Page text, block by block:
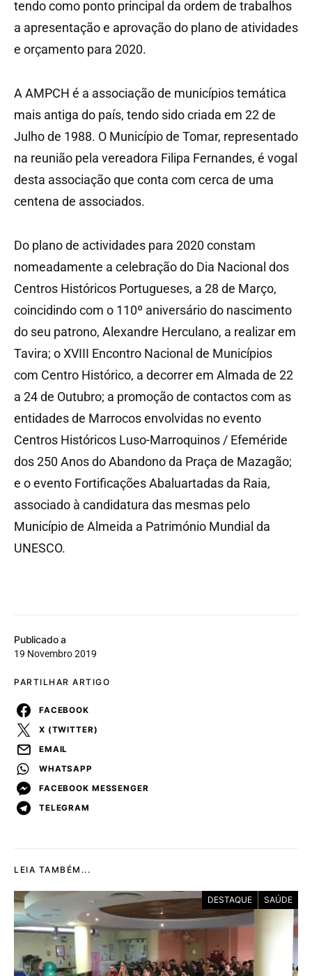
Publicado a
19 Novembro 2019
PARTILHAR ARTIGO
FACEBOOK
X (TWITTER)
EMAIL
WHATSAPP
FACEBOOK MESSENGER
TELEGRAM
tendo como ponto principal da ordem de trabalhos
a apresentação e aprovação do plano de atividades
e orçamento para 2020.
A AMPCH é a associação de municípios temática
mais antiga do país, tendo sido criada em 22 de
Julho de 1988. O Município de Tomar, representado
na reunião pela vereadora Filipa Fernandes, é vogal
desta associação que conta com cerca de uma
centena de associados.
Do plano de actividades para 2020 constam
nomeadamente a celebração do Dia Nacional dos
Centros Históricos Portugueses, a 28 de Março,
coincidindo com o 110º aniversário do nascimento
do seu patrono, Alexandre Herculano, a realizar em
Tavira; o XVIII Encontro Nacional de Municípios
com Centro Histórico, a decorrer em Almada de 22
a 24 de Outubro; a promoção de contactos com as
entidades de Marrocos envolvidas no evento
Centros Históricos Luso-Marroquinos / Efeméride
dos 250 Anos do Abandono da Praça de Mazagão;
e o evento Fortificações Abaluartadas da Raia,
associado à candidatura das mesmas pelo
Município de Almeida a Património Mundial da
UNESCO.
LEIA TAMBÉM...
DESTAQUE SAÚDE